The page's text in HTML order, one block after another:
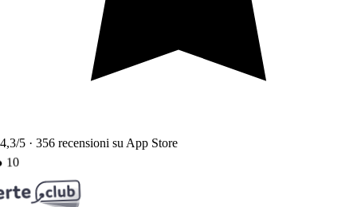
4,3/5 · 356 recensioni su App Store
10